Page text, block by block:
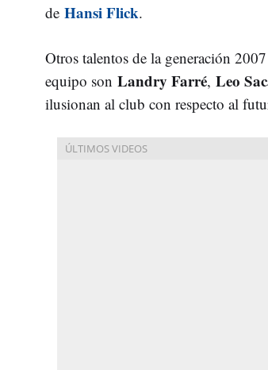
de Hansi Flick.
Otros talentos de la generación
equipo son Landry Farré, Leo
ilusionan al club con respecto al